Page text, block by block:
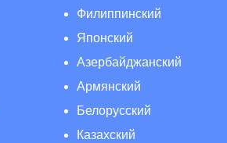
Филиппинский
Японский
Азербайджанский
Армянский
Белорусский
Казахский